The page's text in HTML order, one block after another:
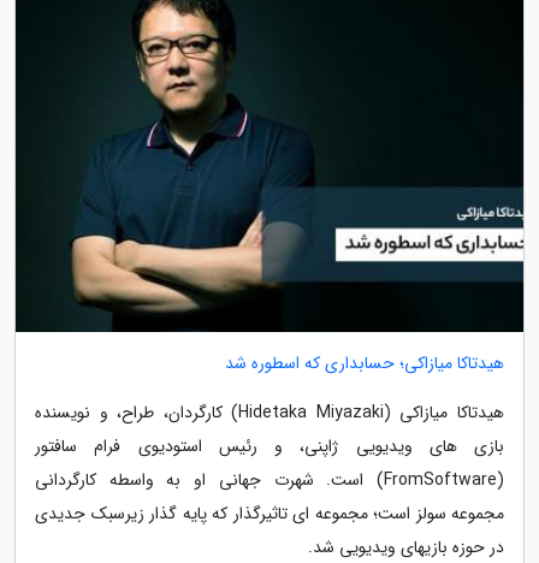
هیدتاکا میازاکی؛ حسابداری که اسطوره شد
هیدتاکا میازاکی (Hidetaka Miyazaki) کارگردان، طراح، و نویسنده
بازی های ویدیویی ژاپنی، و رئیس استودیوی فرام سافتور
(FromSoftware) است. شهرت جهانی او به واسطه کارگردانی
مجموعه سولز است؛ مجموعه ای تاثیرگذار که پایه گذار زیرسبک جدیدی
در حوزه بازیهای ویدیویی شد.